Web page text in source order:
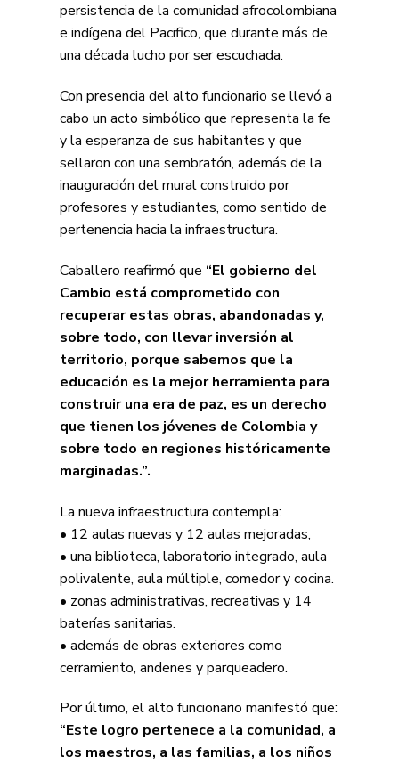
persistencia de la comunidad afrocolombiana
e indígena del Pacifico, que durante más de
una década lucho por ser escuchada.
Con presencia del alto funcionario se llevó a
cabo un acto simbólico que representa la fe
y la esperanza de sus habitantes y que
sellaron con una sembratón, además de la
inauguración del mural construido por
profesores y estudiantes, como sentido de
pertenencia hacia la infraestructura.
Caballero reafirmó que “El gobierno del
Cambio está comprometido con
recuperar estas obras, abandonadas y,
sobre todo, con llevar inversión al
territorio, porque sabemos que la
educación es la mejor herramienta para
construir una era de paz, es un derecho
que tienen los jóvenes de Colombia y
sobre todo en regiones históricamente
marginadas.”.
La nueva infraestructura contempla:
• 12 aulas nuevas y 12 aulas mejoradas,
• una biblioteca, laboratorio integrado, aula
polivalente, aula múltiple, comedor y cocina.
• zonas administrativas, recreativas y 14
baterías sanitarias.
• además de obras exteriores como
cerramiento, andenes y parqueadero.
Por último, el alto funcionario manifestó que:
“Este logro pertenece a la comunidad, a
los maestros, a las familias, a los niños